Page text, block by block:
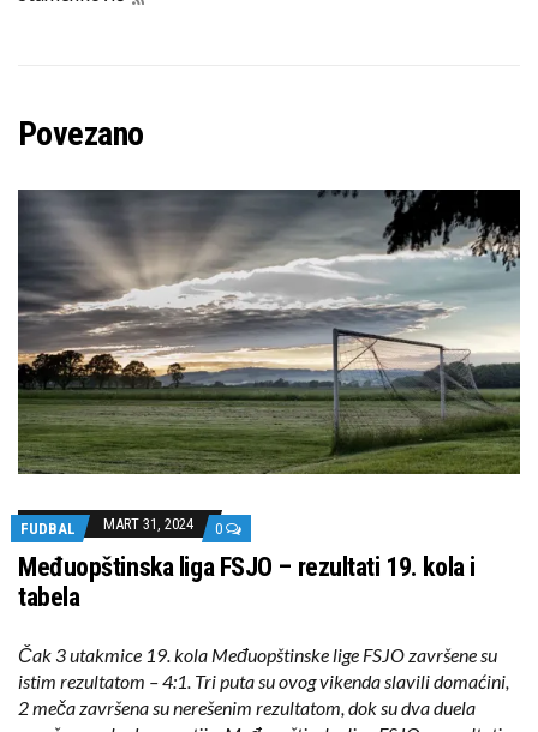
Povezano
FUDBAL MART 31, 2024 0
Međuopštinska liga FSJO – rezultati 19. kola i
tabela
Čak 3 utakmice 19. kola Međuopštinske lige FSJO završene su
istim rezultatom – 4:1. Tri puta su ovog vikenda slavili domaćini,
2 meča završena su nerešenim rezultatom, dok su dva duela